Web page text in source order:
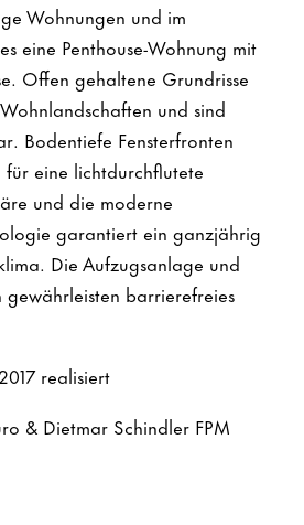
Wohnungen und im
eine Penthouse-Wohnung mit
Offen gehaltene Grundrisse
und sind
Bodentiefe Fensterfronten
eine lichtdurchflutete
und die moderne
garantiert ein ganzjährig
Die Aufzugsanlage und
gewährleisten barrierefreies
realisiert
& Dietmar Schindler FPM